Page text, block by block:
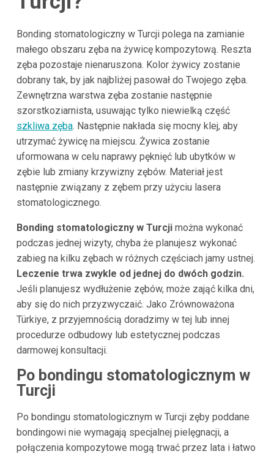
Bonding stomatologiczny w Turcji polega na zamianie
małego obszaru zęba na żywicę kompozytową. Reszta
zęba pozostaje nienaruszona. Kolor żywicy zostanie
dobrany tak, by jak najbliżej pasował do Twojego zęba.
Zewnętrzna warstwa zęba zostanie następnie
szorstkoziarnista, usuwając tylko niewielką część
szkliwa zęba. Następnie nakłada się mocny klej, aby
utrzymać żywicę na miejscu. Żywica zostanie
uformowana w celu naprawy pęknięć lub ubytków w
zębie lub zmiany krzywizny zębów. Materiał jest
następnie związany z zębem przy użyciu lasera
stomatologicznego.
Bonding stomatologiczny w Turcjimożna wykonać
podczas jednej wizyty, chyba że planujesz wykonać
zabieg na kilku zębach w różnych częściach jamy ustnej.
Leczenie trwa zwykle od jednej do dwóch godzin.
Jeśli planujesz wydłużenie zębów, może zająć kilka dni,
aby się do nich przyzwyczaić. Jako Zrównoważona
Türkiye, z przyjemnością doradzimy w tej lub innej
procedurze odbudowy lub estetycznej podczas
darmowej konsultacji.
Po bondingu stomatologicznym w
Turcji
Po bondingu stomatologicznym w Turcji zęby poddane
bondingowi nie wymagają specjalnej pielęgnacji, a
połączenia kompozytowe mogą trwać przez lata i łatwo